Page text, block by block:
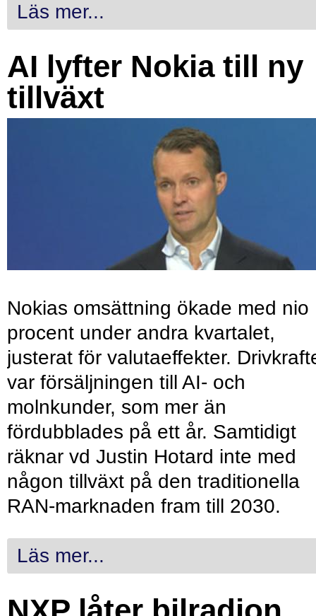
Läs mer...
AI lyfter Nokia till ny
tillväxt
Nokias omsättning ökade med nio
procent under andra kvartalet,
justerat för valutaeffekter.
var försäljningen till AI- och
molnkunder, som mer än
fördubblades på ett år. Samtidigt
räknar vd Justin Hotard inte med
någon tillväxt på den traditionella
RAN-marknaden fram till 2030.
Läs mer...